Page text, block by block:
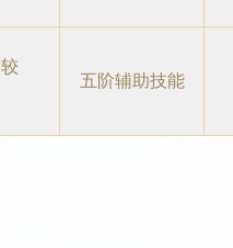
五阶辅助技能